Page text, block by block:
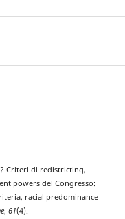
Criteri di redistricting,
powers del Congresso:
racial predominance
, 61(4).